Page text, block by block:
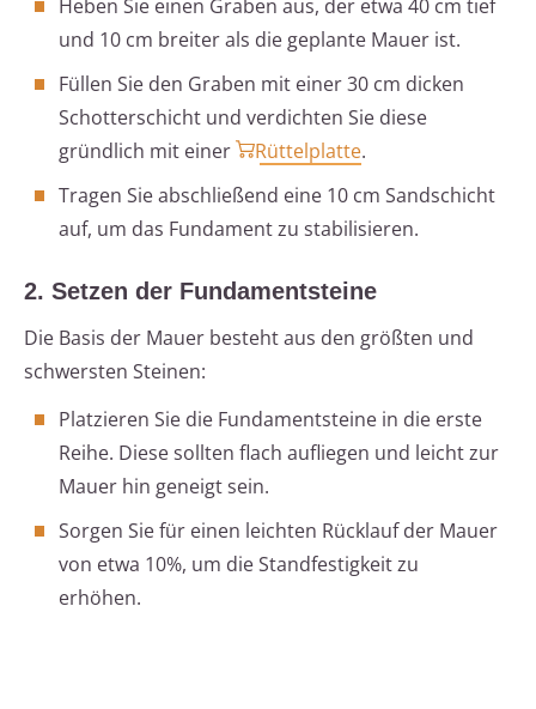
Heben Sie einen Graben aus, der etwa 40 cm tief
und 10 cm breiter als die geplante Mauer ist.
Füllen Sie den Graben mit einer 30 cm dicken
Schotterschicht und verdichten Sie diese
gründlich mit einer
Rüttelplatte.
Tragen Sie abschließend eine 10 cm Sandschicht
auf, um das Fundament zu stabilisieren.
2. Setzen der Fundamentsteine
Die Basis der Mauer besteht aus den größten und
schwersten Steinen:
Platzieren Sie die Fundamentsteine in die erste
Reihe. Diese sollten flach aufliegen und leicht zur
Mauer hin geneigt sein.
Sorgen Sie für einen leichten Rücklauf der Mauer
von etwa 10%, um die Standfestigkeit zu
erhöhen.